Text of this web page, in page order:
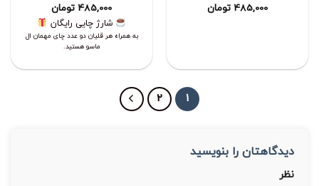
485,000 تومان 485,000 تومان
شارژ چایی رایگان
به همراه هر قلیان دو عدد چای مهمان ال
ماسو هستید.
1
2
دیدگاهتان را بنویسید
نظر